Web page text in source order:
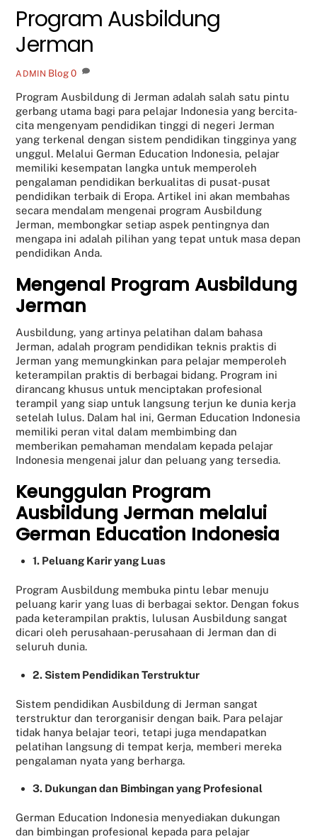
Program Ausbildung
Jerman
ADMIN Blog 0
Program Ausbildung di Jerman adalah salah satu pintu
gerbang utama bagi para pelajar Indonesia yang bercita-
cita mengenyam pendidikan tinggi di negeri Jerman
yang terkenal dengan sistem pendidikan tingginya yang
unggul. Melalui German Education Indonesia, pelajar
memiliki kesempatan langka untuk memperoleh
pengalaman pendidikan berkualitas di pusat-pusat
pendidikan terbaik di Eropa. Artikel ini akan membahas
secara mendalam mengenai program Ausbildung
Jerman, membongkar setiap aspek pentingnya dan
mengapa ini adalah pilihan yang tepat untuk masa depan
pendidikan Anda.
Mengenal Program Ausbildung
Jerman
Ausbildung, yang artinya pelatihan dalam bahasa
Jerman, adalah program pendidikan teknis praktis di
Jerman yang memungkinkan para pelajar memperoleh
keterampilan praktis di berbagai bidang. Program ini
dirancang khusus untuk menciptakan profesional
terampil yang siap untuk langsung terjun ke dunia kerja
setelah lulus. Dalam hal ini, German Education Indonesia
memiliki peran vital dalam membimbing dan
memberikan pemahaman mendalam kepada pelajar
Indonesia mengenai jalur dan peluang yang tersedia.
Keunggulan Program
Ausbildung Jerman melalui
German Education Indonesia
1. Peluang Karir yang Luas
Program Ausbildung membuka pintu lebar menuju
peluang karir yang luas di berbagai sektor. Dengan fokus
pada keterampilan praktis, lulusan Ausbildung sangat
dicari oleh perusahaan-perusahaan di Jerman dan di
seluruh dunia.
2. Sistem Pendidikan Terstruktur
Sistem pendidikan Ausbildung di Jerman sangat
terstruktur dan terorganisir dengan baik. Para pelajar
tidak hanya belajar teori, tetapi juga mendapatkan
pelatihan langsung di tempat kerja, memberi mereka
pengalaman nyata yang berharga.
3. Dukungan dan Bimbingan yang Profesional
German Education Indonesia menyediakan dukungan
dan bimbingan profesional kepada para pelajar